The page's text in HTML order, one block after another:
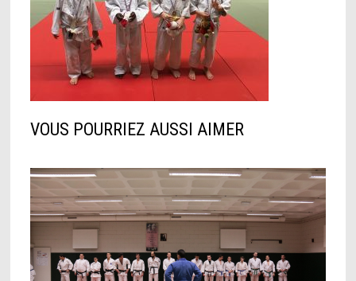
VOUS POURRIEZ AUSSI AIMER